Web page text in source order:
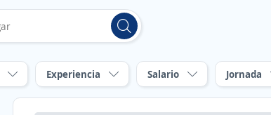
Experiencia Salario Jornada